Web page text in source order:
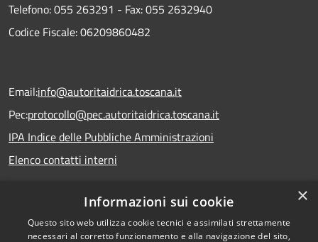
Telefono:055 263291 - Fax:055 2632940
Codice Fiscale: 06209860482
Email:info@autoritaidrica.toscana.it
Pec:protocollo@pec.autoritaidrica.toscana.it
IPA Indice delle Pubbliche Amministrazioni
Elenco contatti interni
Dichiarazione accessibilità
×
Informazioni sui cookie
Questo sito web utilizza cookie tecnici e assimilati strettamente
necessari al corretto funzionamento e alla navigazione del sito,